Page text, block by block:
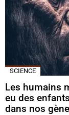
SCIENCE
Les humains
eu des
dans nos